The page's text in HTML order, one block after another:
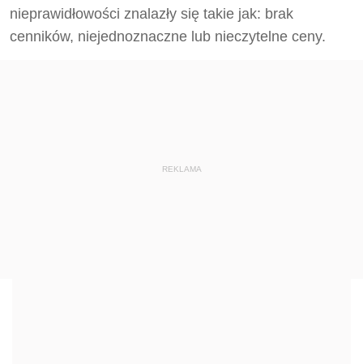
nieprawidłowości znalazły się takie jak: brak
cenników, niejednoznaczne lub nieczytelne ceny.
REKLAMA